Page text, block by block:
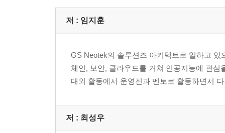
저 : 임지훈
GS Neotek의 솔루션즈 아키텍트로 일하고
체인, 보안, 클라우드를 거쳐 인공지능에 관
대외 활동에서 운영진과 멘토로 활동하면서
저 : 최성우